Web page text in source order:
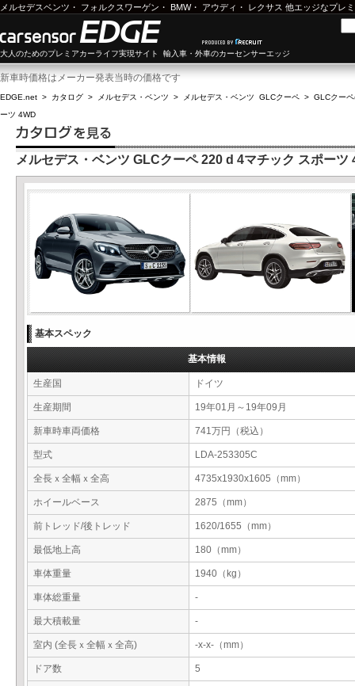
メルセデスベンツ ・ フォルクスワーゲン ・ BMW・ アウディ ・ レクサス 他エッジなプレ
大人のためのプレミアカーライフ実現サイト 輸入車・外車のカーセンサーエッジ
新車時価格はメーカー発表当時の価格です
EDGE.net > カタログ > メルセデス・ベンツ > メルセデス・ベンツ GLCクーペ > GLCクー
ーツ 4WD
メルセデス・ベンツ GLCクーペ 220 d 4マチック スポーツ
基本スペック
基本情報
生産国 ドイツ
生産期間 19年01月～19年09月
新車時車両価格 741万円（税込）
型式 LDA-253305C
全長ｘ全幅ｘ全高 4735x1930x1605（mm）
ホイールベース 2875（mm）
前トレッド/後トレッド 1620/1655（mm）
最低地上高 180（mm）
車体重量 1940（kg）
車体総重量 -
最大積載量 -
室内 (全長ｘ全幅ｘ全高) -x-x-（mm）
ドア数 5